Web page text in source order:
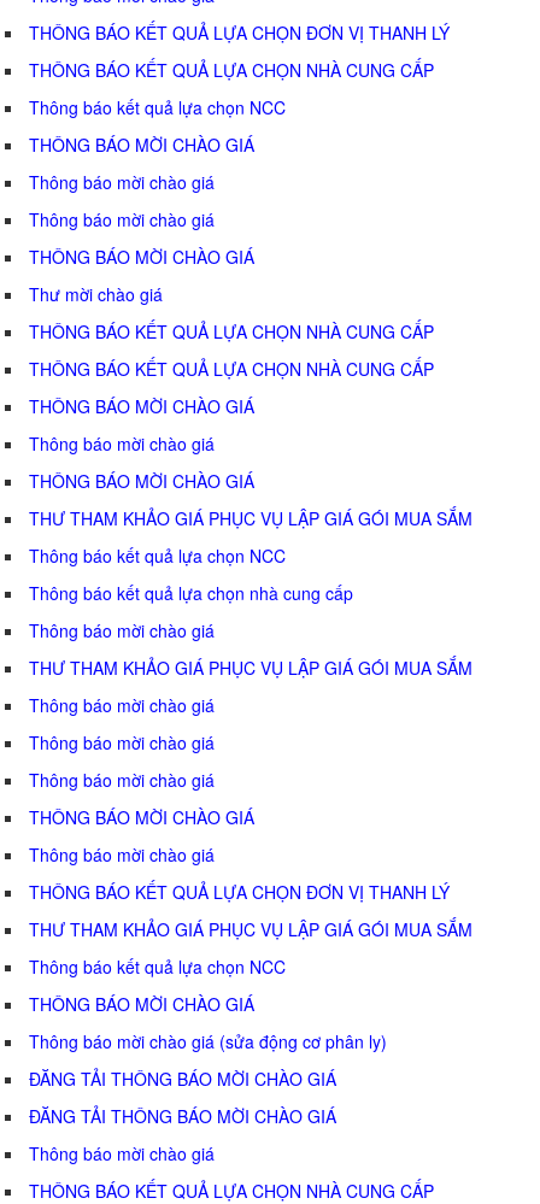
THÔNG BÁO KẾT QUẢ LỰA CHỌN ĐƠN VỊ THANH LÝ
THÔNG BÁO KẾT QUẢ LỰA CHỌN NHÀ CUNG CẤP
Thông báo kết quả lựa chọn NCC
THÔNG BÁO MỜI CHÀO GIÁ
Thông báo mời chào giá
Thông báo mời chào giá
THÔNG BÁO MỜI CHÀO GIÁ
Thư mời chào giá
THÔNG BÁO KẾT QUẢ LỰA CHỌN NHÀ CUNG CẤP
THÔNG BÁO KẾT QUẢ LỰA CHỌN NHÀ CUNG CẤP
THÔNG BÁO MỜI CHÀO GIÁ
Thông báo mời chào giá
THÔNG BÁO MỜI CHÀO GIÁ
THƯ THAM KHẢO GIÁ PHỤC VỤ LẬP GIÁ GÓI MUA SẮM
Thông báo kết quả lựa chọn NCC
Thông báo kết quả lựa chọn nhà cung cấp
Thông báo mời chào giá
THƯ THAM KHẢO GIÁ PHỤC VỤ LẬP GIÁ GÓI MUA SẮM
Thông báo mời chào giá
Thông báo mời chào giá
Thông báo mời chào giá
THÔNG BÁO MỜI CHÀO GIÁ
Thông báo mời chào giá
THÔNG BÁO KẾT QUẢ LỰA CHỌN ĐƠN VỊ THANH LÝ
THƯ THAM KHẢO GIÁ PHỤC VỤ LẬP GIÁ GÓI MUA SẮM
Thông báo kết quả lựa chọn NCC
THÔNG BÁO MỜI CHÀO GIÁ
Thông báo mời chào giá (sửa động cơ phân ly)
ĐĂNG TẢI THÔNG BÁO MỜI CHÀO GIÁ
ĐĂNG TẢI THÔNG BÁO MỜI CHÀO GIÁ
Thông báo mời chào giá
THÔNG BÁO KẾT QUẢ LỰA CHỌN NHÀ CUNG CẤP